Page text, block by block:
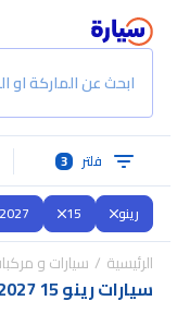
ابحث عن الماركة او
فلتر 3
رينو 15
الرئيسية سيارات و
سيارات رينو 15 2027 للبيع في السعودية